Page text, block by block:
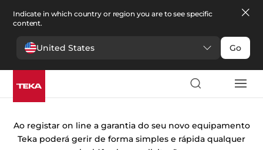
Indicate in which country or region you are to see specific
content.
United States Go
garantia
Ao registar on line a garantia do seu novo equipamento
Teka poderá gerir de forma simples e rápida qualquer